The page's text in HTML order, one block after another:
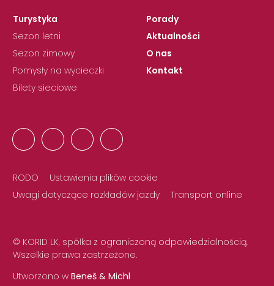
Turystyka
Sezon letni
Sezon zimowy
Pomysły na wycieczki
Bilety sieciowe
Porady
Aktualności
O nas
Kontakt
RODO
Ustawienia plików cookie
Uwagi dotyczące rozkładów jazdy
Transport online
© KORID LK, spółka z ograniczoną odpowiedzialnością,
Wszelkie prawa zastrzeżone.
Utworzono w Beneš & Michl